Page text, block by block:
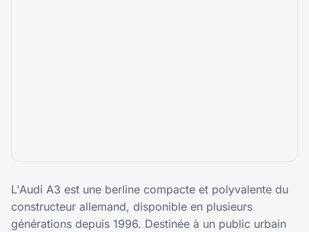
L'Audi A3 est une berline compacte et polyvalente du
constructeur allemand, disponible en plusieurs
générations depuis 1996. Destinée à un public urbain